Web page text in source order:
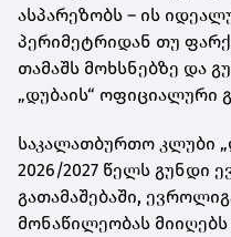
ასპარეზობს – ის
პერიმეტრიდან თუ
თამაშს მოხსნებზე და
„დუბაის“ ოფიციალური
საკალათბურთო კლუბი
2026/2027 წელს გუნდი
გათამაშებაში,
მონაწილეობას